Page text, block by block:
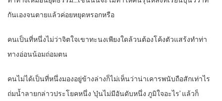
กันเองจนตายแล้วค่อยหยุดหรอกหรือ
คนเป็นที่หนึ่งไม่ว่าจิตใจเขาทะนงเพียงใดล้วนต้องโค้งตัวแสร้งทำท่า
ทางอ่อนน้อมถ่อมตน
คนไม่ได้เป็นที่หนึ่งมองอยู่ข้างล่างก็ไม่เห็นว่าน่าเคารพนับถือสักเท่าไร
ถ่มน้ำลายกล่าวประโยคหนึ่ง ‘บุ๋นไม่มีอันดับหนึ่ง ภูมิใจอะไร’ แล้วก็